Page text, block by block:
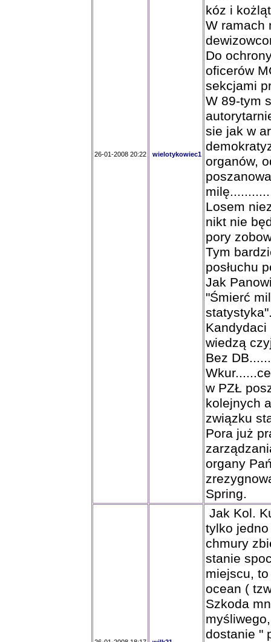
26-01-2008 20:22 wielotykowiec1
kóz i
W ramach
Do
oficerów
sekcjami
W 89-tym
sie jak w
organów,
Losem
nikt nie
pory
Tym
posłuchu
Jak
"Śmierć
Kandydaci
wiedzą
Bez
w PZŁ
kolejnych
związku
Pora już
organy
Spring.
Jak Kol.
tylko
chmury
stanie
miejscu,
ocean (
Szkoda
dostanie "